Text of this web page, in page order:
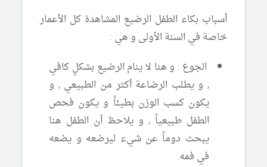
أسباب بكاء الطفل الرضيع المشاهدة كل الأعمار
خاصة في السنة الأولى و هي :
الجوع : و هنا لا ينام الرضيع بشكلٍ كافي
, و يطلب الرضاعة أكثر من الطبيعي , و
يكون كسب الوزن بطيئاً و يكون فحص
الطفل طبيعياً , و يلاحظ أن الطفل هنا
يبحث دوماً عن شيء ليرضعه و يضعه
في فمه.